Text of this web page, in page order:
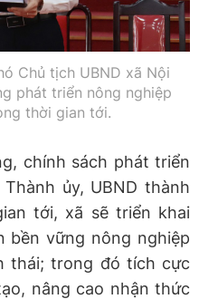
Chủ tịch UBND xã Nội
phát triển nông nghiệp
thời gian tới.
chính sách phát triển
ủy, UBND thành
tới, xã sẽ triển khai
bền vững nông nghiệp
thái; trong đó tích cực
nâng cao nhận thức